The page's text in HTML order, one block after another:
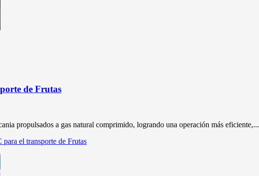
de Frutas
propulsados a gas natural comprimido, logrando una operación más eficiente,...
el transporte de Frutas